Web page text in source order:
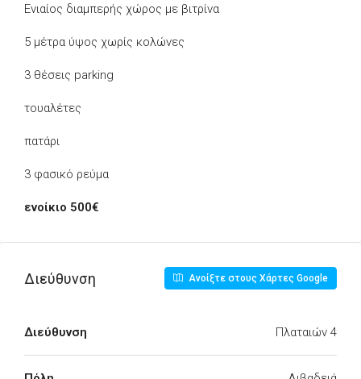
Ενιαίος διαμπερής χώρος με βιτρίνα
5 μέτρα ύψος χωρίς κολώνες
3 θέσεις parking
τουαλέτες
πατάρι
3 φασικό ρεύμα
ενοίκιο 500€
Διεύθυνση Ανοίξτε στους Χάρτες Google
Διεύθυνση Πλαταιών 4